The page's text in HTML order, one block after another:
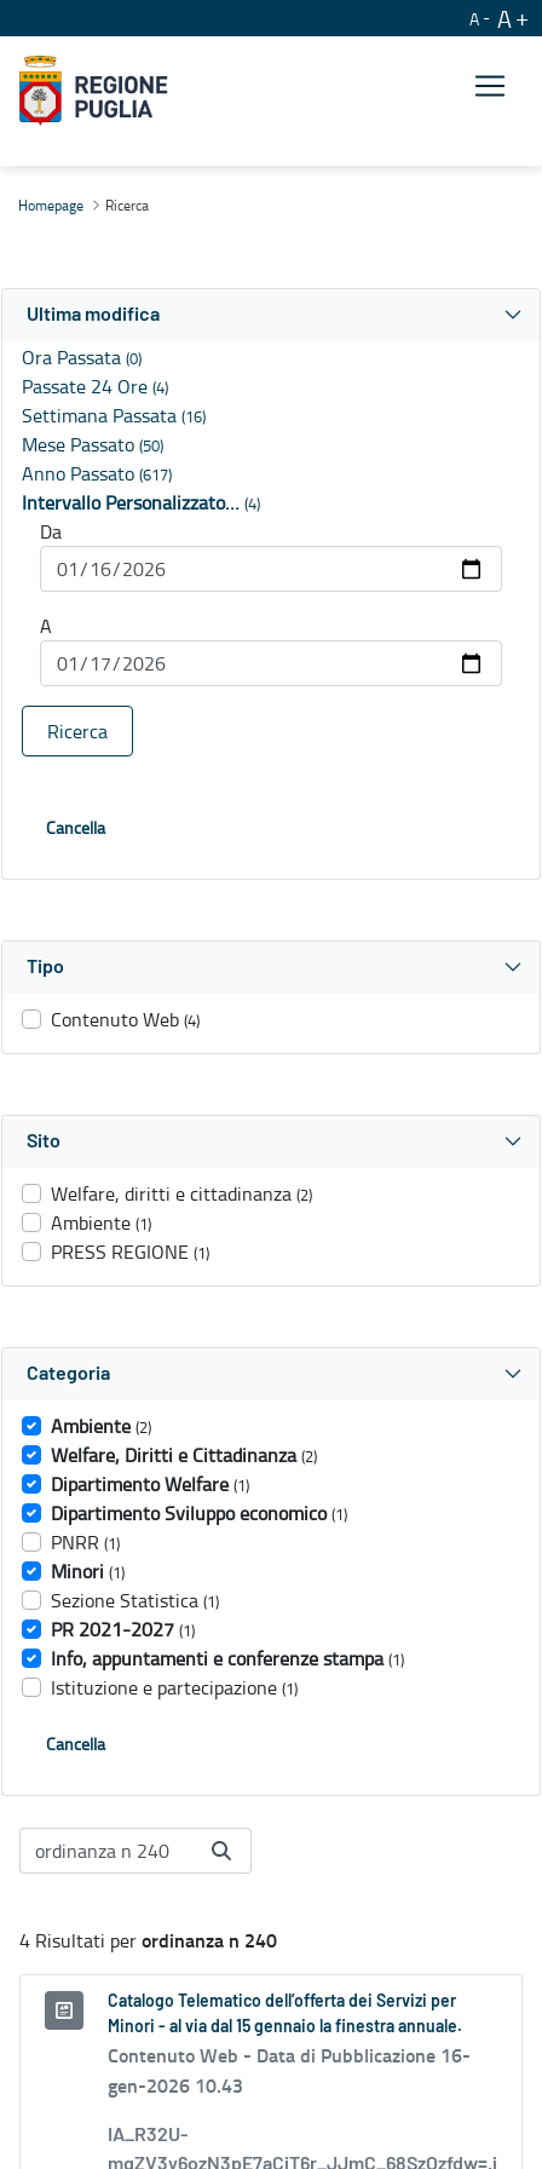
A A
Homepage Ricerca
Ultima modifica
Ora Passata (0)
Passate 24 Ore (4)
Settimana Passata (16)
Mese Passato (50)
Anno Passato (617)
Intervallo Personalizzato… (4)
Da
A
Ricerca
Cancella
Tipo
Contenuto Web (4)
Sito
Welfare, diritti e cittadinanza (2)
Ambiente (1)
PRESS REGIONE (1)
Categoria
Ambiente (2)
Welfare, Diritti e Cittadinanza (2)
Dipartimento Welfare (1)
Dipartimento Sviluppo economico (1)
PNRR (1)
Minori (1)
Sezione Statistica (1)
PR 2021-2027 (1)
Info, appuntamenti e conferenze stampa (1)
Istituzione e partecipazione (1)
Cancella
4 Risultati perordinanza n 240
Catalogo Telematico dell’offerta dei Servizi per
Minori - al via dal 15 gennaio la finestra annuale.
Contenuto Web - Data di Pubblicazione 16-
gen-2026 10.43
IA_R32U-
mqZV3y6ozN3pE7aCjT6r_JJmC_68SzOzfdw=.j